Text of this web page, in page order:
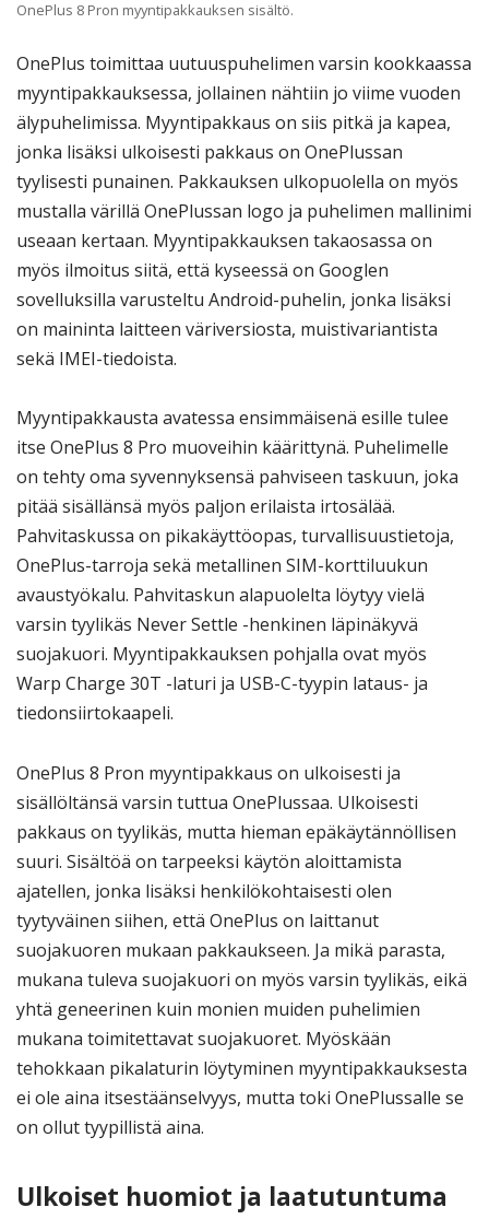
OnePlus 8 Pron myyntipakkauksen sisältö.
OnePlus toimittaa uutuuspuhelimen varsin kookkaassa
myyntipakkauksessa, jollainen nähtiin jo viime vuoden
älypuhelimissa. Myyntipakkaus on siis pitkä ja kapea,
jonka lisäksi ulkoisesti pakkaus on OnePlussan
tyylisesti punainen. Pakkauksen ulkopuolella on myös
mustalla värillä OnePlussan logo ja puhelimen mallinimi
useaan kertaan. Myyntipakkauksen takaosassa on
myös ilmoitus siitä, että kyseessä on Googlen
sovelluksilla varusteltu Android-puhelin, jonka lisäksi
on maininta laitteen väriversiosta, muistivariantista
sekä IMEI-tiedoista.
Myyntipakkausta avatessa ensimmäisenä esille tulee
itse OnePlus 8 Pro muoveihin käärittynä. Puhelimelle
on tehty oma syvennyksensä pahviseen taskuun, joka
pitää sisällänsä myös paljon erilaista irtosälää.
Pahvitaskussa on pikakäyttöopas, turvallisuustietoja,
OnePlus-tarroja sekä metallinen SIM-korttiluukun
avaustyökalu. Pahvitaskun alapuolelta löytyy vielä
varsin tyylikäs Never Settle -henkinen läpinäkyvä
suojakuori. Myyntipakkauksen pohjalla ovat myös
Warp Charge 30T -laturi ja USB-C-tyypin lataus- ja
tiedonsiirtokaapeli.
OnePlus 8 Pron myyntipakkaus on ulkoisesti ja
sisällöltänsä varsin tuttua OnePlussaa. Ulkoisesti
pakkaus on tyylikäs, mutta hieman epäkäytännöllisen
suuri. Sisältöä on tarpeeksi käytön aloittamista
ajatellen, jonka lisäksi henkilökohtaisesti olen
tyytyväinen siihen, että OnePlus on laittanut
suojakuoren mukaan pakkaukseen. Ja mikä parasta,
mukana tuleva suojakuori on myös varsin tyylikäs, eikä
yhtä geneerinen kuin monien muiden puhelimien
mukana toimitettavat suojakuoret. Myöskään
tehokkaan pikalaturin löytyminen myyntipakkauksesta
ei ole aina itsestäänselvyys, mutta toki OnePlussalle se
on ollut tyypillistä aina.
Ulkoiset huomiot ja laatutuntuma